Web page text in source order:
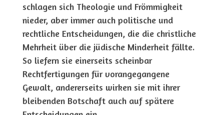
schlagen sich Theologie und Frömmigkeit
nieder, aber immer auch politische und
rechtliche Entscheidungen, die die christliche
Mehrheit über die jüdische Minderheit fällte.
So liefern sie einerseits scheinbar
Rechtfertigungen für vorangegangene
Gewalt, andererseits wirken sie mit ihrer
bleibenden Botschaft auch auf spätere